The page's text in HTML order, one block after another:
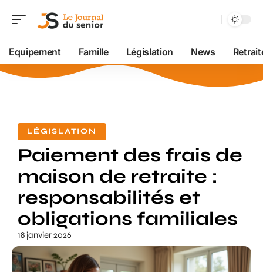
Equipement Famille Législation News
LÉGISLATION
Paiement des frais de
maison de retraite :
responsabilités et
obligations familiales
18 janvier 2026